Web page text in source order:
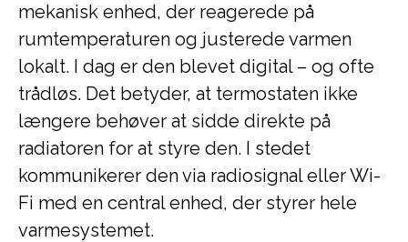
mekanisk enhed, der reagerede på
rumtemperaturen og justerede varmen
lokalt. I dag er den blevet digital – og ofte
trådløs. Det betyder, at termostaten ikke
længere behøver at sidde direkte på
radiatoren for at styre den. I stedet
kommunikerer den via radiosignal eller Wi-
Fi med en central enhed, der styrer hele
varmesystemet.